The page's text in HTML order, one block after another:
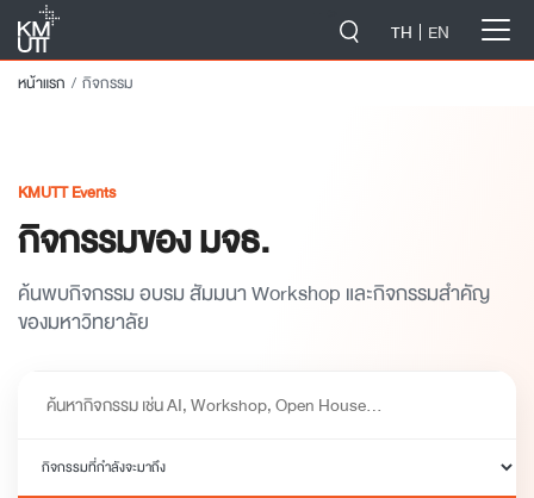
TH EN
หน้าแรก กิจกรรม
KMUTT Events
กิจกรรมของ มจธ.
ค้นพบกิจกรรม อบรม สัมมนา Workshop และกิจกรรมสำคัญ
ของมหาวิทยาลัย